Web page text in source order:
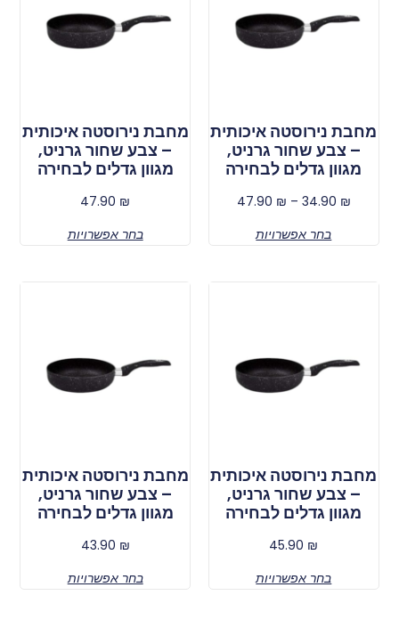
מחבת נירוסטה איכותית
– צבע שחור גרניט,
מגוון גדלים לבחירה
34.90 ₪
–
47.90 ₪
בחר אפשרויות
מחבת נירוסטה איכותית
– צבע שחור גרניט,
מגוון גדלים לבחירה
47.90 ₪
בחר אפשרויות
מחבת נירוסטה איכותית
– צבע שחור גרניט,
מגוון גדלים לבחירה
45.90 ₪
בחר אפשרויות
מחבת נירוסטה איכותית
– צבע שחור גרניט,
מגוון גדלים לבחירה
43.90 ₪
בחר אפשרויות